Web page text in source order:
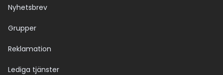
Nyhetsbrev
Grupper
Reklamation
Lediga tjänster